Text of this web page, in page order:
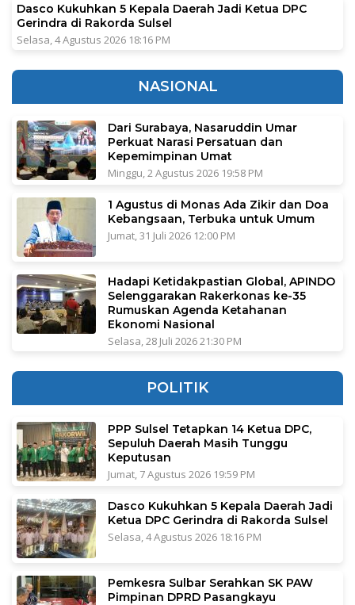
Dasco Kukuhkan 5 Kepala Daerah Jadi Ketua DPC
Gerindra di Rakorda Sulsel
Selasa, 4 Agustus 2026 18:16 PM
NASIONAL
Dari Surabaya, Nasaruddin Umar
Perkuat Narasi Persatuan dan
Kepemimpinan Umat
Minggu, 2 Agustus 2026 19:58 PM
1 Agustus di Monas Ada Zikir dan Doa
Kebangsaan, Terbuka untuk Umum
Jumat, 31 Juli 2026 12:00 PM
Hadapi Ketidakpastian Global, APINDO
Selenggarakan Rakerkonas ke-35
Rumuskan Agenda Ketahanan
Ekonomi Nasional
Selasa, 28 Juli 2026 21:30 PM
POLITIK
PPP Sulsel Tetapkan 14 Ketua DPC,
Sepuluh Daerah Masih Tunggu
Keputusan
Jumat, 7 Agustus 2026 19:59 PM
Dasco Kukuhkan 5 Kepala Daerah Jadi
Ketua DPC Gerindra di Rakorda Sulsel
Selasa, 4 Agustus 2026 18:16 PM
Pemkesra Sulbar Serahkan SK PAW
Pimpinan DPRD Pasangkayu